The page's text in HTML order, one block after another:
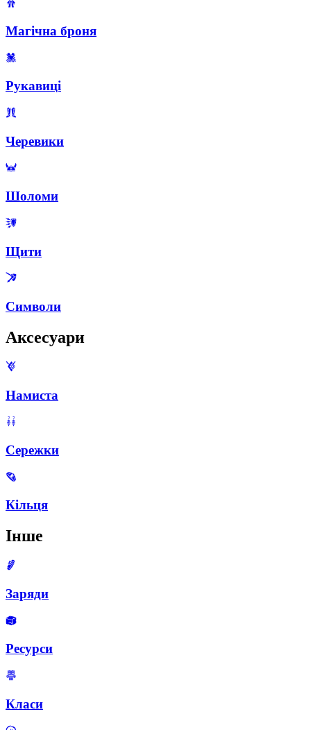
Магічна броня
Рукавиці
Черевики
Шоломи
Щити
Символи
Аксесуари
Намиста
Сережки
Кільця
Інше
Заряди
Ресурси
Класи